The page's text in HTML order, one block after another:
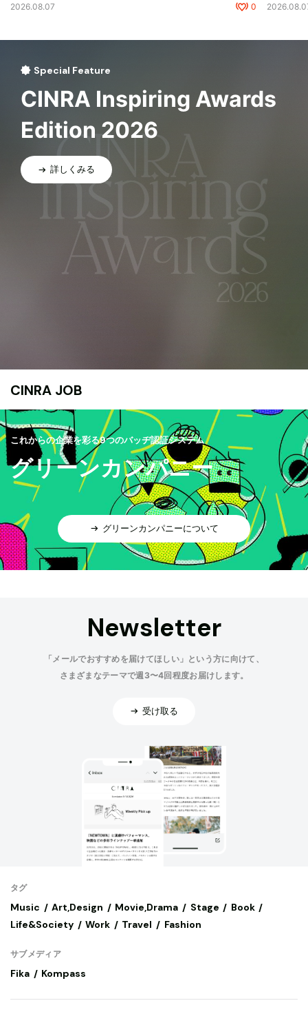
2026.08.07 0
Special Feature
CINRA Inspiring Awards
Edition 2026
詳しくみる
CINRA JOB
これからの企業を彩る9つのバッヂ認証システム
グリーンカンパニー
グリーンカンパニーについて
Newsletter
「メールでおすすめを届けてほしい」という方に向けて、
さまざまなテーマで週3〜4回程度お届けします。
受け取る
タグ
Music Art,Design Movie,Drama Stage
Book
Life&Society
Work Travel Fashion
サブメディア
Fika Kompass